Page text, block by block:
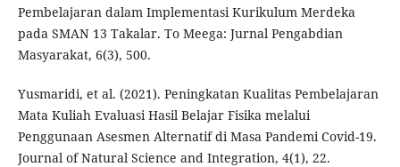
Pembelajaran dalam Implementasi Kurikulum Merdeka
pada SMAN 13 Takalar. To Meega: Jurnal Pengabdian
Masyarakat, 6(3), 500.
Yusmaridi, et al. (2021). Peningkatan Kualitas Pembelajaran
Mata Kuliah Evaluasi Hasil Belajar Fisika melalui
Penggunaan Asesmen Alternatif di Masa Pandemi Covid-19.
Journal of Natural Science and Integration, 4(1), 22.